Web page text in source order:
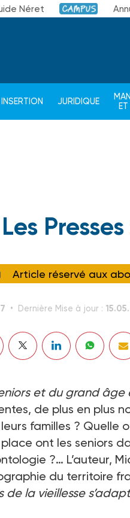
Néret Campus
INSERTION JURIDIQUE
Presses
Article réservé aux
Dernière Mise à jour :
et du grand âge
de plus en plus
familles ? Quelle
ont les seniors
?… L’auteur,
du territoire
la vieillesse